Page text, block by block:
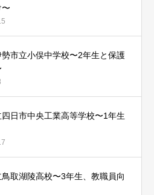
勢市立小俣中学校〜2年生と保護
四日市中央工業高等学校〜1年生
取湖陵高校〜3年生、教職員向